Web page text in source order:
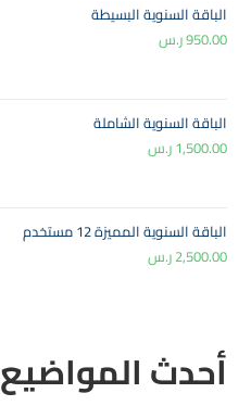
الباقة السنوية البسيطة
950.00ر.س
الباقة السنوية الشاملة
1,500.00ر.س
الباقة السنوية المميزة 12 مستخدم
2,500.00ر.س
أحدث المواضيع